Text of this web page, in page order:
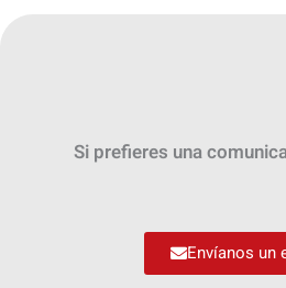
Si prefieres una
Envíanos un